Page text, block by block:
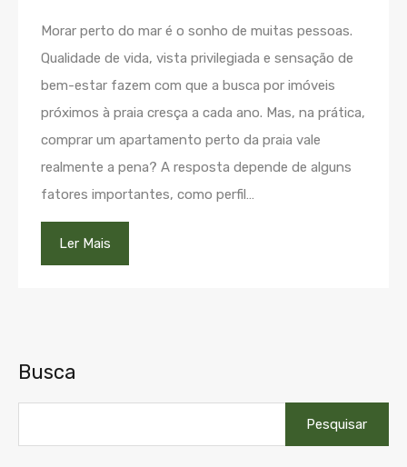
Morar perto do mar é o sonho de muitas pessoas.
Qualidade de vida, vista privilegiada e sensação de
bem-estar fazem com que a busca por imóveis
próximos à praia cresça a cada ano. Mas, na prática,
comprar um apartamento perto da praia vale
realmente a pena? A resposta depende de alguns
fatores importantes, como perfil…
Ler Mais
Busca
por: